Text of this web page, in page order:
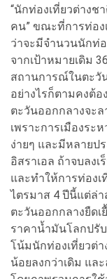
“นักท่องเที่ยวต่างช
คน” ขณะที่การท่อง
ว่าจะมีจำนวนนักท่อ
จากเป้าหมายเดิม
สถานการณ์ในตะวั
อย่างไรก็ตามคงต้
ตะวันออกกลางจะ
เพราะการเมืองระ
ง่ายๆ และมีหลายป
อิสราเอล ถ้าจบลง
และทำให้การท่อง
ไตรมาส 4 ปีนี้แต่ล่
ตะวันออกกลางยืด
ราคาน้ำมันโลกปรั
โน้มนักท่องเที่ยวต่า
น้อยลงกว่าเดิม แล